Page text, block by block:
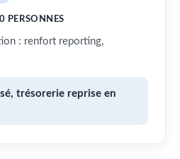
PERSONNES
: renfort reporting,
trésorerie reprise en